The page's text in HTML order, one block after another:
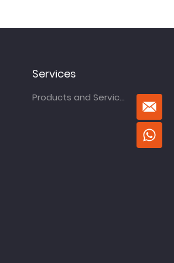
Services
Products and Services